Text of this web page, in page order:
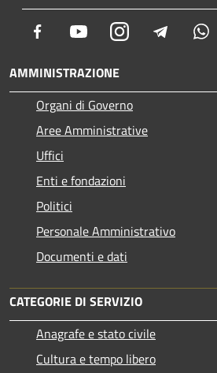
Facebook YoutubeInstagram Telegram
AMMINISTRAZIONE
Organi di Governo
Aree Amministrative
Uffici
Enti e fondazioni
Politici
Personale Amministrativo
Documenti e dati
CATEGORIE DI SERVIZIO
Anagrafe e stato civile
Cultura e tempo libero